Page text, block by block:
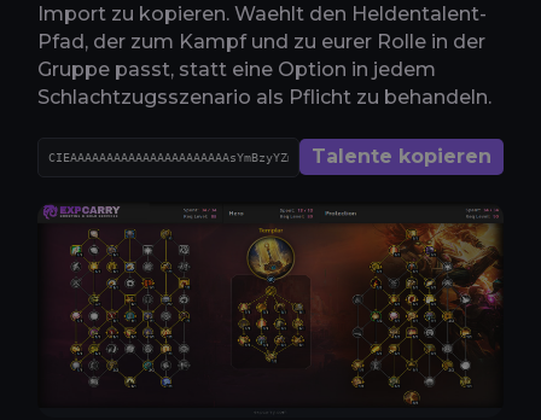
Import zu kopieren. Waehlt den Heldentalent-
Pfad, der zum Kampf und zu eurer Rolle in der
Gruppe passt, statt eine Option in jedem
Schlachtzugsszenario als Pflicht zu behandeln.
Talente kopieren